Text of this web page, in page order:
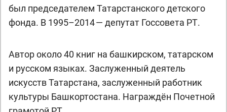
был председателем Татарстанского детского
фонда. В 1995–2014 — депутат Госсовета РТ.
Автор около 40 книг на башкирском, татарском
и русском языках. Заслуженный деятель
искусств Татарстана, заслуженный работник
культуры Башкортостана. Награждён Почетной